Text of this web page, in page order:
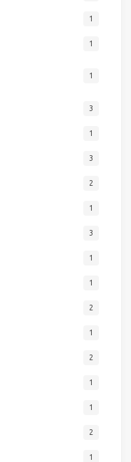
1
1
1
3
1
3
2
1
3
1
1
2
1
2
1
1
2
1